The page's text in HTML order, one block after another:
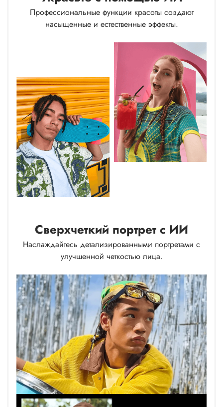
Профессиональные функции красоты создают
насыщенные и естественные эффекты.
Сверхчеткий портрет с ИИ
Наслаждайтесь детализированными портретами с
улучшенной четкостью лица.